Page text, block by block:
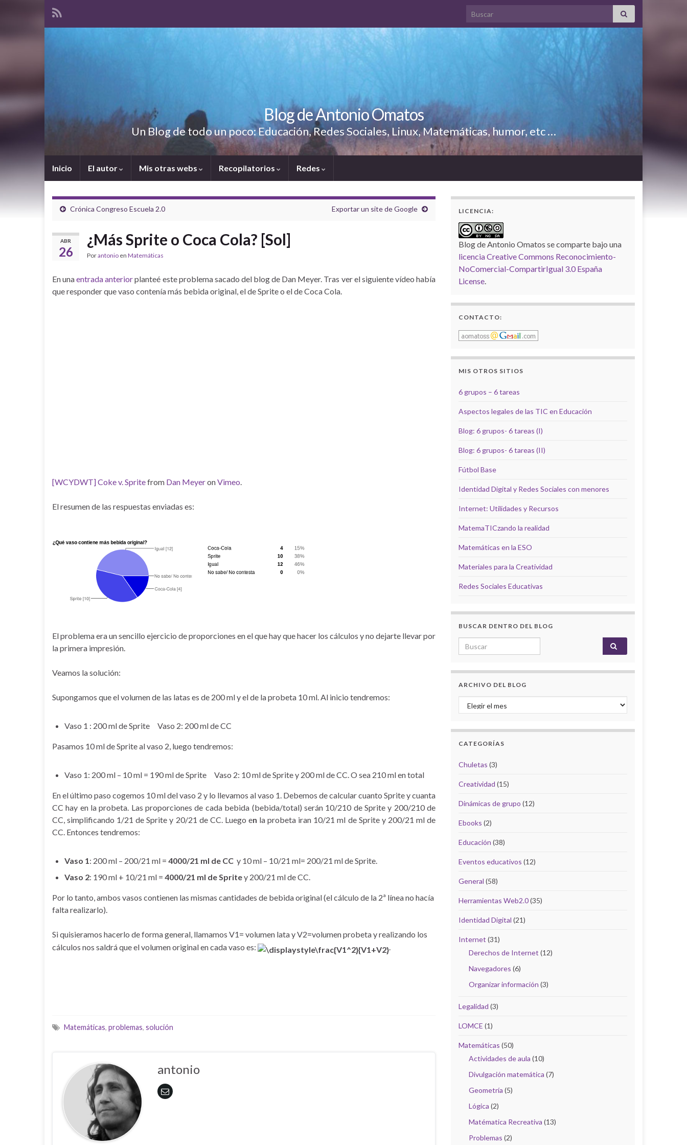
Search for:
Blog de Antonio Omatos
Un Blog de todo un poco: Educación, Redes Sociales, Linux, Matemáticas, humor, etc …
Inicio El autor Mis otras webs Recopilatorios Redes
Crónica Congreso Escuela 2.0 Exportar un site de Google
ABR
26
¿Más Sprite o Coca Cola? [Sol]
Porantonio en Matemáticas
En unaentrada anteriorplanteé este problema sacado del blog de Dan Meyer. Tras ver el siguiente vídeo había
que responder que vaso contenía más bebida original, el de Sprite o el de Coca Cola.
[WCYDWT] Coke v. Spritefrom Dan MeyeronVimeo.
El resumen de las respuestas enviadas es:
El problema era un sencillo ejercicio de proporciones en el que hay que hacer los cálculos y no dejarte llevar por
la primera impresión.
Veamos la solución:
Supongamos que el volumen de las latas es de 200 ml y el de la probeta 10 ml. Al inicio tendremos:
Vaso 1 : 200 ml de Sprite Vaso 2: 200 ml de CC
Pasamos 10 ml de Sprite al vaso 2, luego tendremos:
Vaso 1: 200 ml – 10 ml = 190 ml de Sprite Vaso 2: 10 ml de Sprite y 200 ml de CC. O sea 210 ml en total
En el último paso cogemos 10 ml del vaso 2 y lo llevamos al vaso 1. Debemos de calcular cuanto Sprite y cuanta
CC hay en la probeta. Las proporciones de cada bebida (bebida/total) serán 10/210 de Sprite y 200/210 de
CC, simplificando 1/21 de Sprite y 20/21 de CC. Luego en la probeta iran 10/21 ml de Sprite y 200/21 ml de
CC. Entonces tendremos:
Vaso 1: 200 ml – 200/21 ml = 4000/21 ml de CC y 10 ml – 10/21 ml= 200/21 ml de Sprite.
Vaso 2: 190 ml + 10/21 ml = 4000/21 ml de Spritey 200/21 ml de CC.
Por lo tanto, ambos vasos contienen las mismas cantidades de bebida original (el cálculo de la 2ª línea no hacía
falta realizarlo).
Si quisieramos hacerlo de forma general, llamamos V1= volumen lata y V2=volumen probeta y realizando los
cálculos nos saldrá que el volumen original en cada vaso es:
.
Matemáticas, problemas, solución
antonio
LICENCIA:
Blog de Antonio Omatos se comparte bajo una
licencia Creative Commons Reconocimiento-
NoComercial-CompartirIgual 3.0 España
License.
CONTACTO:
MIS OTROS SITIOS
6 grupos – 6 tareas
Aspectos legales de las TIC en Educación
Blog: 6 grupos- 6 tareas (I)
Blog: 6 grupos- 6 tareas (II)
Fútbol Base
Identidad Digital y Redes Sociales con menores
Internet: Utilidades y Recursos
MatemaTICzando la realidad
Matemáticas en la ESO
Materiales para la Creatividad
Redes Sociales Educativas
BUSCAR DENTRO DEL BLOG
Search for:
ARCHIVO DEL BLOG
Archivo del Blog
CATEGORÍAS
Chuletas (3)
Creatividad (15)
Dinámicas de grupo (12)
Ebooks (2)
Educación (38)
Eventos educativos (12)
General (58)
Herramientas Web2.0(35)
Identidad Digital (21)
Internet (31)
Derechos de Internet (12)
Navegadores (6)
Organizar información (3)
Legalidad (3)
LOMCE (1)
Matemáticas (50)
Actividades de aula (10)
Divulgación matemática (7)
Geometría (5)
Lógica (2)
Matématica Recreativa (13)
Problemas (2)